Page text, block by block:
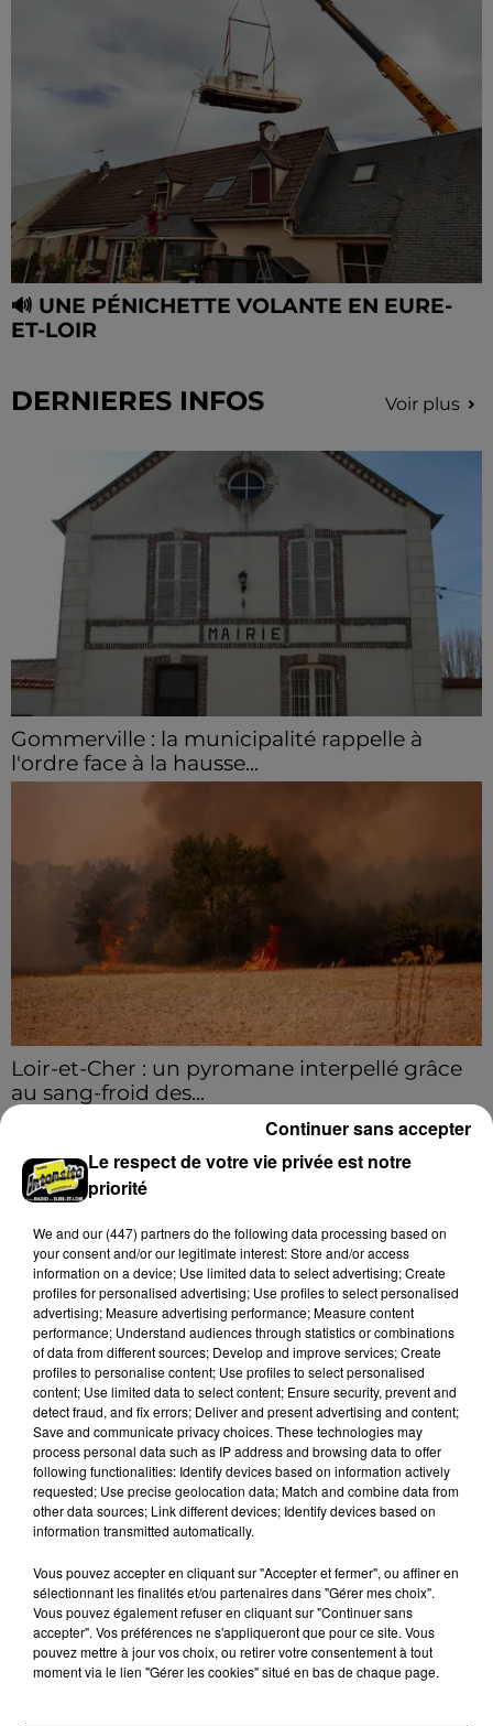
🔊 UNE PÉNICHETTE VOLANTE EN EURE-
ET-LOIR
DERNIERES INFOS Voir plus
Gommerville : la municipalité rappelle à
l'ordre face à la hausse...
Incrustation de déchets, déjections sur les sites
hausse des incivilités, la mairie de Gommerville
hausse...
Loir-et-Cher : un pyromane interpellé grâce
au sang-froid des...
Samedi 25 juillet, plus d'une dizaine de feux de
champs et de sous-bois ont été déclenchés dans le
secteur de Fontaine-les-Côteaux, Montoire et Lunay.
Grâce...
A LA UNE
Loir-et-Cher : un pyromane interpellé grâce
au sang-froid des...
Samedi 25 juillet, plus d'une dizaine de feux de
champs et de sous-bois ont été déclenchés dans le
secteur de Fontaine-les-Côteaux, Montoire et Lunay.
Grâce...
LE GRAND FORMAT Voir plus
Le respect de votre vie privée est notre
priorité
We and our (447) partnersdo the following data processing based on
your consent and/or our legitimate interest: Store and/or access
information on a device; Use limited data to select advertising; Create
profiles for personalised advertising; Use profiles to select personalised
advertising; Measure advertising performance; Measure content
performance; Understand audiences through statistics or combinations
of data from different sources; Develop and improve services; Create
profiles to personalise content; Use profiles to select personalised
content; Use limited data to select content; Ensure security, prevent and
detect fraud, and fix errors; Deliver and present advertising and content;
Save and communicate privacy choices. These technologies may
process personal data such as IP address and browsing data to offer
following functionalities: Identify devices based on information actively
requested; Use precise geolocation data; Match and combine data from
other data sources; Link different devices; Identify devices based on
information transmitted automatically.
Vous pouvez accepter en cliquant sur "Accepter et fermer", ou affiner en
sélectionnant les finalités et/ou partenaires dans "Gérer mes choix".
Vous pouvez également refuser en cliquant sur "Continuer sans
accepter". Vos préférences ne s'appliqueront que pour ce site. Vous
pouvez mettre à jour vos choix, ou retirer votre consentement à tout
moment via le lien "Gérer les cookies" situé en bas de chaque page.
Continuer sans accepter